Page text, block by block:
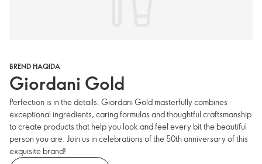
BREND HAQIDA
Giordani Gold
Perfection is in the details. Giordani Gold masterfully combines
exceptional ingredients, caring formulas and thoughtful craftsmanship
to create products that help you look and feel every bit the beautiful
person you are. Join us in celebrations of the 50th anniversary of this
exquisite brand!